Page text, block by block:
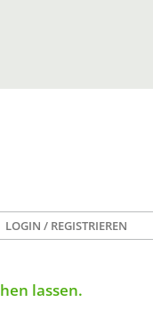
LOGIN / REGISTRIEREN
lassen.